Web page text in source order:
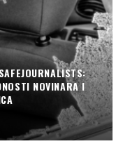
NOVINARA I